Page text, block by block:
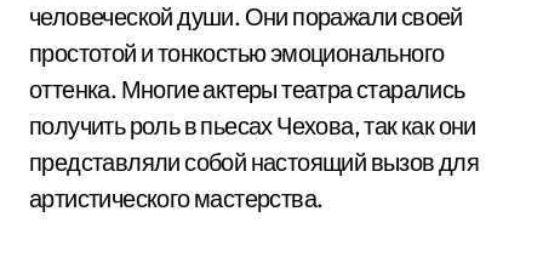
человеческой души. Они поражали своей
простотой и тонкостью эмоционального
оттенка. Многие актеры театра старались
получить роль в пьесах Чехова, так как они
представляли собой настоящий вызов для
артистического мастерства.